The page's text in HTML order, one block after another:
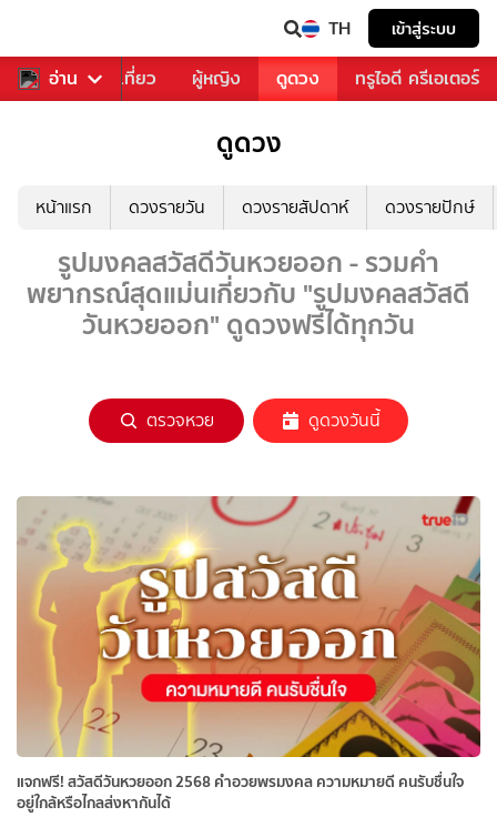
TH เข้าสู่ระบบ
อ่าน
อาหาร ท่องเที่ยว ผู้หญิง ดูดวง ทรูไอดี ครีเอเตอร์
ดูดวง
หน้าแรก ดวงรายวัน ดวงรายสัปดาห์ ดวงรายปักษ์
รูปมงคลสวัสดีวันหวยออก - รวมคำ
พยากรณ์สุดแม่นเกี่ยวกับ "รูปมงคลสวัสดี
วันหวยออก" ดูดวงฟรีได้ทุกวัน
ตรวจหวย ดูดวงวันนี้
แจกฟรี! สวัสดีวันหวยออก 2568 คำอวยพรมงคล ความหมายดี คนรับชื่นใจ
อยู่ใกล้หรือไกลส่งหากันได้